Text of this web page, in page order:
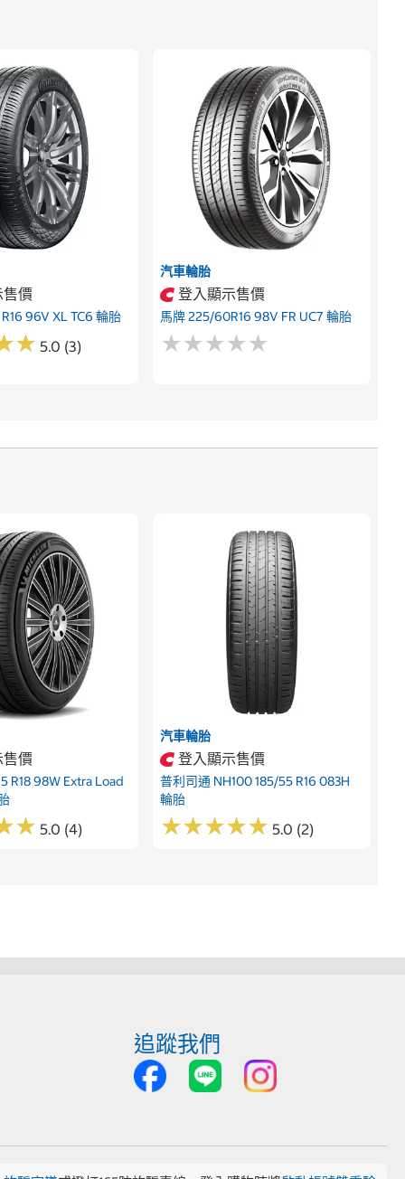
售價
96V XL TC6 輪胎
★
★ 5.0 (3)
汽車輪胎
登入顯示售價
馬牌 225/60R16 98V FR UC7 輪胎
★★★★★
★★★★★
售價
R18 98W Extra Load
★
★ 5.0 (4)
汽車輪胎
登入顯示售價
普利司通 NH100 185/55 R16 083H
輪胎
★★★★★
★★★★★ 5.0 (2)
追蹤我們